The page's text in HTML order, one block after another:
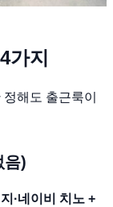
가지
해도 출근룩이
음)
·네이비 치노 +